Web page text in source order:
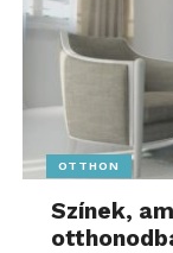
OTTHON
Színek,